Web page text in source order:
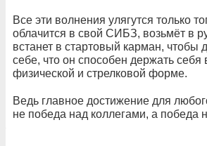
Все эти волнения улягутся только
облачится в свой СИБЗ, возьмёт в
встанет в стартовый карман, чтобы
себе, что он способен держать себя
физической и стрелковой форме.
Ведь главное достижение для
не победа над коллегами, а победа